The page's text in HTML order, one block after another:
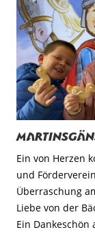
Ein von Herzen
und
Überraschung
Liebe von der
Ein